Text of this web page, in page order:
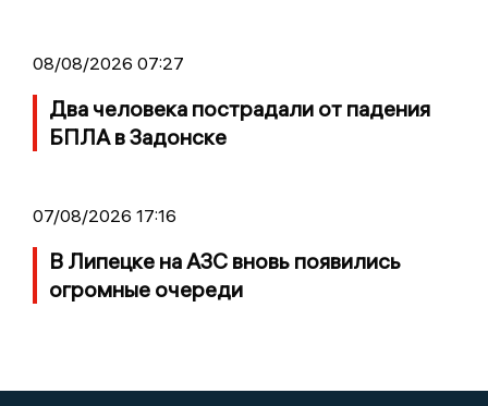
08/08/2026 07:27
Два человека пострадали от падения
БПЛА в Задонске
07/08/2026 17:16
В Липецке на АЗС вновь появились
огромные очереди